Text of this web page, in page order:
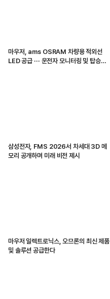
마우저, ams OSRAM 차량용 적외선
LED 공급 ··· 운전자 모니터링 및 탑승자
삼성전자, FMS 2026서 차세대 3D 메
모리 공개하며 미래 비전 제시
마우저 일렉트로닉스, 오므론의 최신 제품
및 솔루션 공급한다